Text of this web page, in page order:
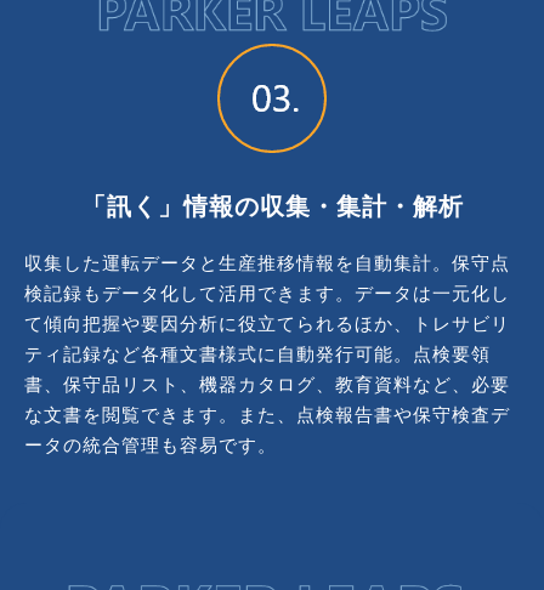
「訊く」情報の収集・集計・解析
収集した運転データと生産推移情報を自動集計。保守点
検記録もデータ化して活用できます。データは一元化し
て傾向把握や要因分析に役立てられるほか、トレサビリ
ティ記録など各種文書様式に自動発行可能。点検要領
書、保守品リスト、機器カタログ、教育資料など、必要
な文書を閲覧できます。また、点検報告書や保守検査デ
ータの統合管理も容易です。